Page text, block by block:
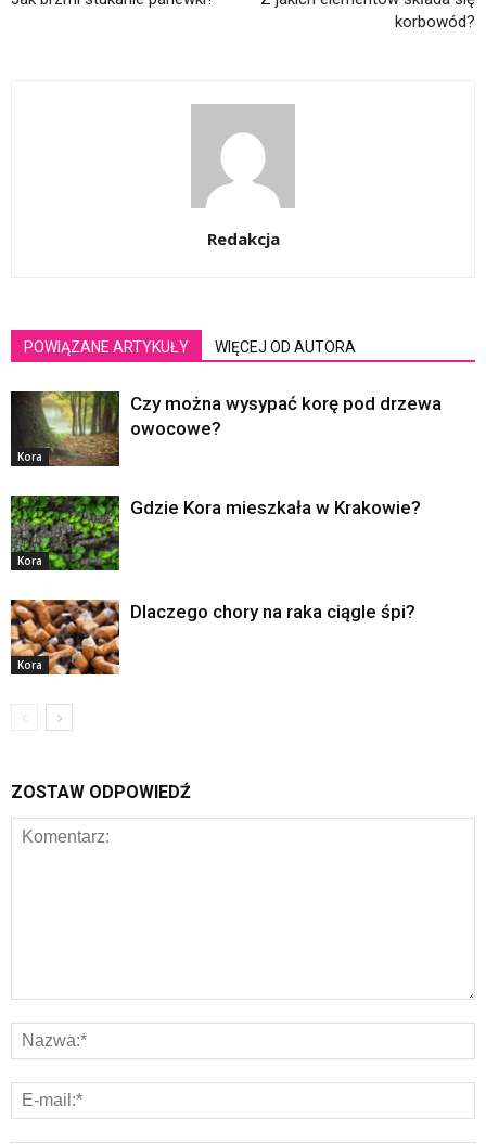
korbowód?
Redakcja
POWIĄZANE ARTYKUŁY WIĘCEJ OD AUTORA
Kora
Czy można wysypać korę pod drzewa
owocowe?
Kora
Gdzie Kora mieszkała w Krakowie?
Kora
Dlaczego chory na raka ciągle śpi?
ZOSTAW ODPOWIEDŹ